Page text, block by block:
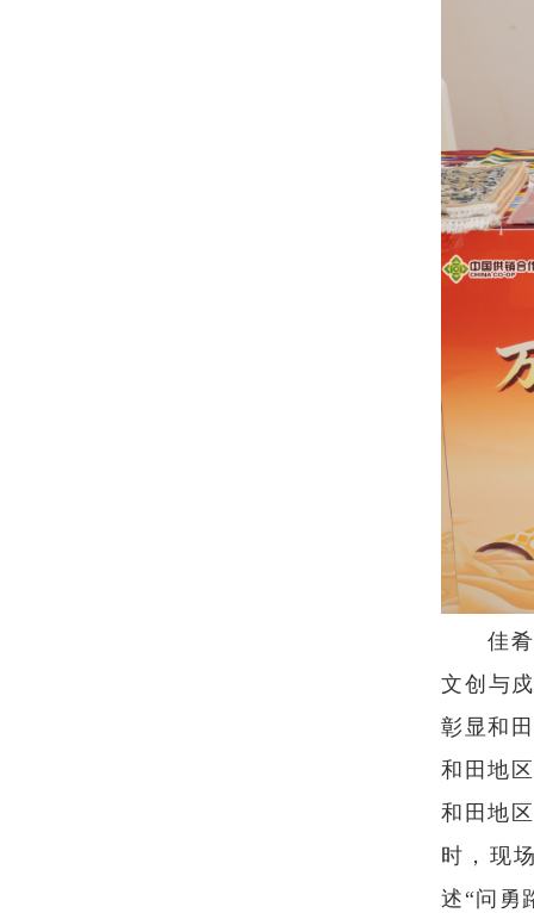
佳
文创与
彰显和
和田地
和田地
时，现
述“问勇